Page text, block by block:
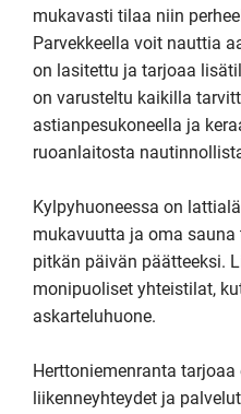
mukavasti tilaa niin
Parvekkeella voit nauttia
on lasitettu ja tarjoaa
on varusteltu kaikilla
astianpesukoneella ja
ruoanlaitosta
Kylpyhuoneessa on
mukavuutta ja oma
pitkän päivän päätteeksi.
monipuoliset yhteistilat,
askarteluhuone.
Herttoniemenranta
liikenneyhteydet ja